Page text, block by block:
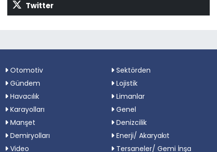
Twitter
Otomotiv
Sektörden
Gündem
Lojistik
Havacılık
Limanlar
Karayolları
Genel
Manşet
Denizcilik
Demiryolları
Enerji/ Akaryakıt
Video
Tersaneler/ Gemi İnşa